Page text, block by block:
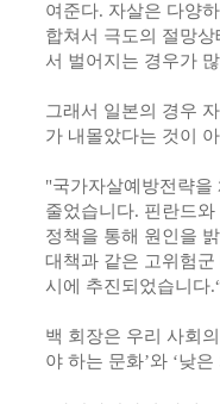
여준다. 자살은 다양
합쳐서 극도의 절망
서 벌어지는 경우가
그래서 일본의 경우
가 내몰았다는 것이
"국가자살예방전략을
줄었습니다. 핀란드
정책을 통해 원인을
대책과 같은 고위험
시에 추진되었습니다
백 회장은 우리 사회
야 하는 문화’와 ‘낮